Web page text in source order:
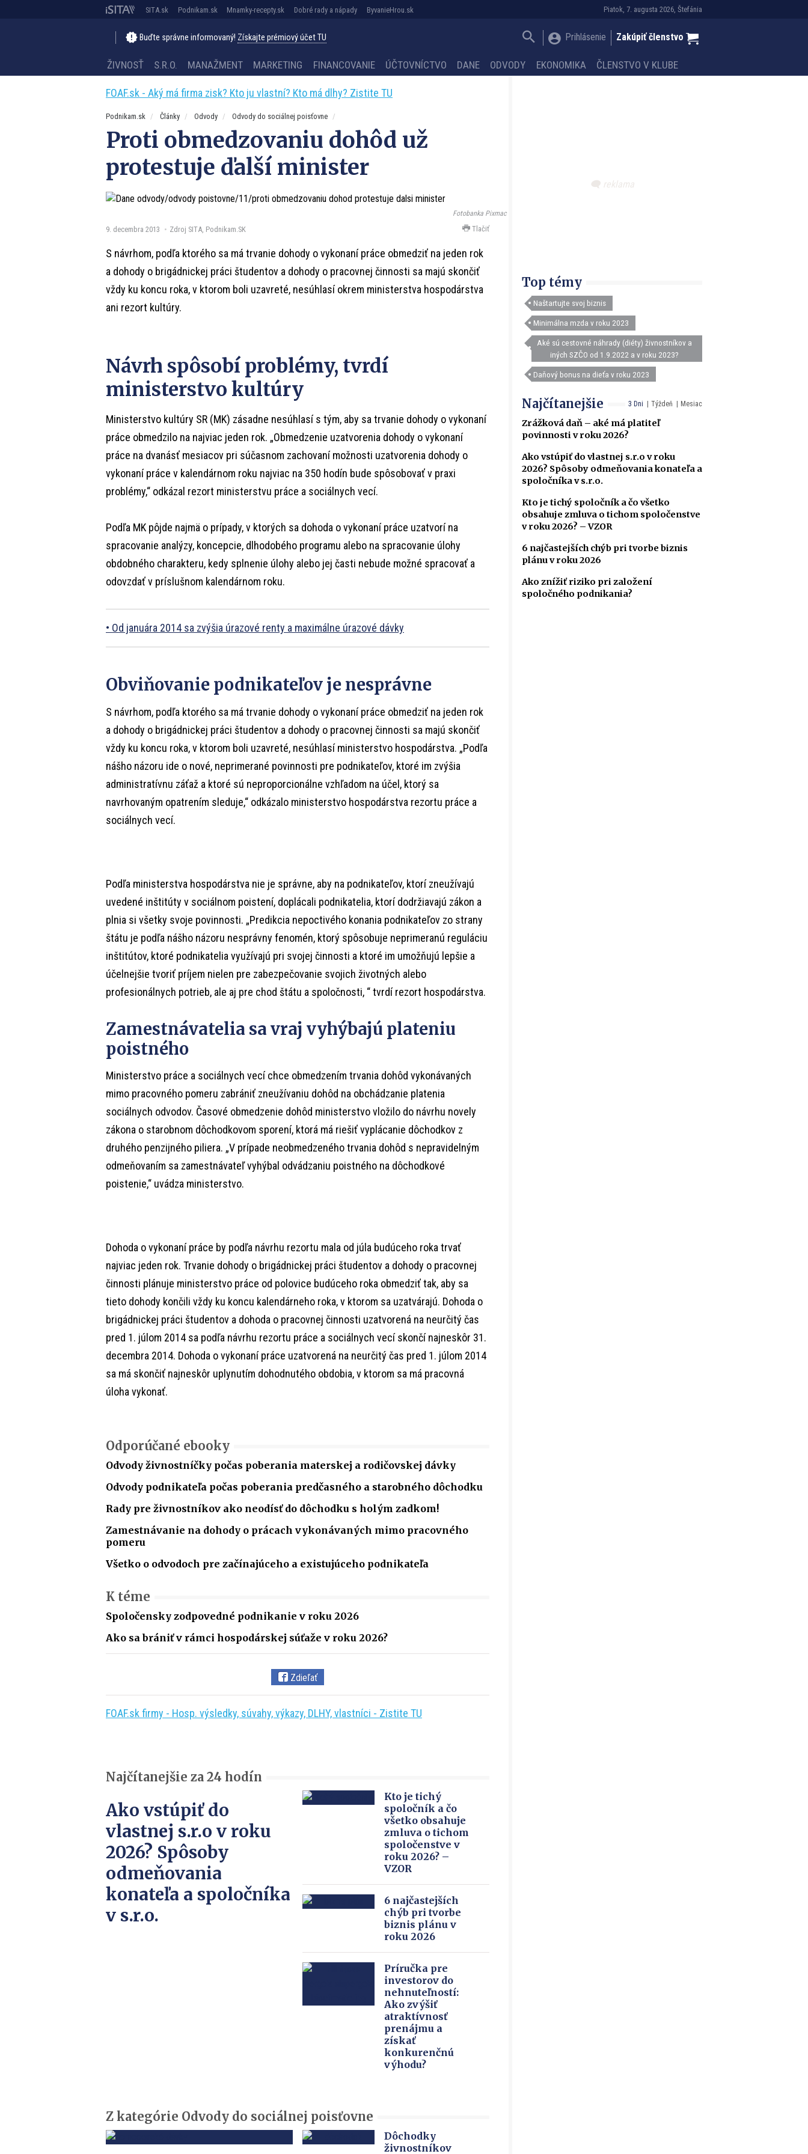
Piatok, 7. augusta 2026, Štefánia
SITA.sk Podnikam.sk Mnamky-recepty.sk Dobré rady a nápady ByvanieHrou.sk
Buďte správne informovaný! Získajte prémiový účet TU Prihlásenie Zakúpiť členstvo
ŽIVNOSŤ S.R.O. MANAŽMENT MARKETING FINANCOVANIE ÚČTOVNÍCTVO DANE ODVODY EKONOMIKA ČLENSTVO V KLUBE
FOAF.sk - Aký má firma zisk? Kto ju vlastní? Kto má dlhy? Zistite TU
Podnikam.sk Články Odvody Odvody do sociálnej poisťovne
Proti obmedzovaniu dohôd už
protestuje ďalší minister
Fotobanka Pixmac
9. decembra 2013 Zdroj SITA, Podnikam.SK Tlačiť
S návrhom, podľa ktorého sa má trvanie dohody o vykonaní práce obmedziť na jeden rok
a dohody o brigádnickej práci študentov a dohody o pracovnej činnosti sa majú skončiť
vždy ku koncu roka, v ktorom boli uzavreté, nesúhlasí okrem ministerstva hospodárstva
ani rezort kultúry.
Návrh spôsobí problémy, tvrdí
ministerstvo kultúry
Ministerstvo kultúry SR (MK) zásadne nesúhlasí s tým, aby sa trvanie dohody o vykonaní
práce obmedzilo na najviac jeden rok. „Obmedzenie uzatvorenia dohody o vykonaní
práce na dvanásť mesiacov pri súčasnom zachovaní možnosti uzatvorenia dohody o
vykonaní práce v kalendárnom roku najviac na 350 hodín bude spôsobovať v praxi
problémy,“ odkázal rezort ministerstvu práce a sociálnych vecí.
Podľa MK pôjde najmä o prípady, v ktorých sa dohoda o vykonaní práce uzatvorí na
spracovanie analýzy, koncepcie, dlhodobého programu alebo na spracovanie úlohy
obdobného charakteru, kedy splnenie úlohy alebo jej časti nebude možné spracovať a
odovzdať v príslušnom kalendárnom roku.
Od januára 2014 sa zvýšia úrazové renty a maximálne úrazové dávky
Obviňovanie podnikateľov je nesprávne
S návrhom, podľa ktorého sa má trvanie dohody o vykonaní práce obmedziť na jeden rok
a dohody o brigádnickej práci študentov a dohody o pracovnej činnosti sa majú skončiť
vždy ku koncu roka, v ktorom boli uzavreté, nesúhlasí ministerstvo hospodárstva. „Podľa
nášho názoru ide o nové, neprimerané povinnosti pre podnikateľov, ktoré im zvýšia
administratívnu záťaž a ktoré sú neproporcionálne vzhľadom na účel, ktorý sa
navrhovaným opatrením sleduje,“ odkázalo ministerstvo hospodárstva rezortu práce a
sociálnych vecí.
Podľa ministerstva hospodárstva nie je správne, aby na podnikateľov, ktorí zneužívajú
uvedené inštitúty v sociálnom poistení, doplácali podnikatelia, ktorí dodržiavajú zákon a
plnia si všetky svoje povinnosti. „Predikcia nepoctivého konania podnikateľov zo strany
štátu je podľa nášho názoru nesprávny fenomén, ktorý spôsobuje neprimeranú reguláciu
inštitútov, ktoré podnikatelia využívajú pri svojej činnosti a ktoré im umožňujú lepšie a
účelnejšie tvoriť príjem nielen pre zabezpečovanie svojich životných alebo
profesionálnych potrieb, ale aj pre chod štátu a spoločnosti, “ tvrdí rezort hospodárstva.
Zamestnávatelia sa vraj vyhýbajú plateniu
poistného
Ministerstvo práce a sociálnych vecí chce obmedzením trvania dohôd vykonávaných
mimo pracovného pomeru zabrániť zneužívaniu dohôd na obchádzanie platenia
sociálnych odvodov. Časové obmedzenie dohôd ministerstvo vložilo do návrhu novely
zákona o starobnom dôchodkovom sporení, ktorá má riešiť vyplácanie dôchodkov z
druhého penzijného piliera. „V prípade neobmedzeného trvania dohôd s nepravidelným
odmeňovaním sa zamestnávateľ vyhýbal odvádzaniu poistného na dôchodkové
poistenie,“ uvádza ministerstvo.
Dohoda o vykonaní práce by podľa návrhu rezortu mala od júla budúceho roka trvať
najviac jeden rok. Trvanie dohody o brigádnickej práci študentov a dohody o pracovnej
činnosti plánuje ministerstvo práce od polovice budúceho roka obmedziť tak, aby sa
tieto dohody končili vždy ku koncu kalendárneho roka, v ktorom sa uzatvárajú. Dohoda o
brigádnickej práci študentov a dohoda o pracovnej činnosti uzatvorená na neurčitý čas
pred 1. júlom 2014 sa podľa návrhu rezortu práce a sociálnych vecí skončí najneskôr 31.
decembra 2014. Dohoda o vykonaní práce uzatvorená na neurčitý čas pred 1. júlom 2014
sa má skončiť najneskôr uplynutím dohodnutého obdobia, v ktorom sa má pracovná
úloha vykonať.
Odporúčané ebooky
Odvody živnostníčky počas poberania materskej a rodičovskej dávky
Odvody podnikateľa počas poberania predčasného a starobného dôchodku
Rady pre živnostníkov ako neodísť do dôchodku s holým zadkom!
Zamestnávanie na dohody o prácach vykonávaných mimo pracovného
pomeru
Všetko o odvodoch pre začínajúceho a existujúceho podnikateľa
K téme
Spoločensky zodpovedné podnikanie v roku 2026
Ako sa brániť v rámci hospodárskej súťaže v roku 2026?
Zdieľať
FOAF.sk firmy - Hosp. výsledky, súvahy, výkazy, DLHY, vlastníci - Zistite TU
Top témy
Naštartujte svoj biznis
Minimálna mzda v roku 2023
Aké sú cestovné náhrady (diéty) živnostníkov a
iných SZČO od 1.9.2022 a v roku 2023?
Daňový bonus na dieťa v roku 2023
3 Dni Týždeň Mesiac
Najčítanejšie
Zrážková daň – aké má platiteľ
povinnosti v roku 2026?
Ako vstúpiť do vlastnej s.r.o v roku
2026? Spôsoby odmeňovania konateľa a
spoločníka v s.r.o.
Kto je tichý spoločník a čo všetko
obsahuje zmluva o tichom spoločenstve
v roku 2026? – VZOR
6 najčastejších chýb pri tvorbe biznis
plánu v roku 2026
Ako znížiť riziko pri založení
spoločného podnikania?
Najčítanejšie za 24 hodín
Ako vstúpiť do
vlastnej s.r.o v roku
2026? Spôsoby
odmeňovania
konateľa a spoločníka
v s.r.o.
Kto je tichý
spoločník a čo
všetko obsahuje
zmluva o tichom
spoločenstve v
roku 2026? –
VZOR
6 najčastejších
chýb pri tvorbe
biznis plánu v
roku 2026
Príručka pre
investorov do
nehnuteľností:
Ako zvýšiť
atraktívnosť
prenájmu a
získať
konkurenčnú
výhodu?
Z kategórie Odvody do sociálnej poisťovne
Dôchodky
živnostníkov